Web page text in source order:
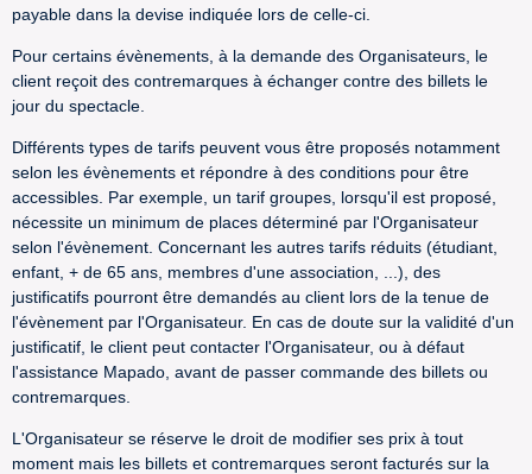
payable dans la devise indiquée lors de celle-ci.
Pour certains évènements, à la demande des Organisateurs, le
client reçoit des contremarques à échanger contre des billets le
jour du spectacle.
Différents types de tarifs peuvent vous être proposés notamment
selon les évènements et répondre à des conditions pour être
accessibles. Par exemple, un tarif groupes, lorsqu'il est proposé,
nécessite un minimum de places déterminé par l'Organisateur
selon l'évènement. Concernant les autres tarifs réduits (étudiant,
enfant, + de 65 ans, membres d'une association, ...), des
justificatifs pourront être demandés au client lors de la tenue de
l'évènement par l'Organisateur. En cas de doute sur la validité d'un
justificatif, le client peut contacter l'Organisateur, ou à défaut
l'assistance Mapado, avant de passer commande des billets ou
contremarques.
L'Organisateur se réserve le droit de modifier ses prix à tout
moment mais les billets et contremarques seront facturés sur la